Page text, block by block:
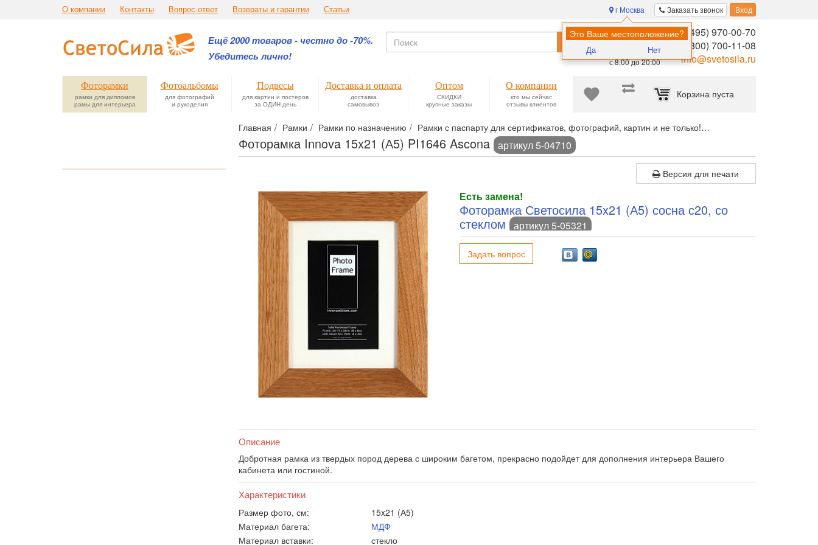
О компании Контакты Вопрос-ответ Возвраты и гарантии Статьи Заказать звонок Вход
г Москва
Это Ваше местоположение?
Да Нет
Ещё 2000 товаров - честно до -70%.
Убедитесь лично!
Помощь в
выборе:
Ежедневно,
с 8:00 до 20:00
8 (495) 970-00-70
8 (800) 700-11-08
info@svetosila.ru
Найти
Корзина пуста
Фоторамки
рамки для дипломов
рамы для интерьера
Фотоальбомы
для фотографий
и рукоделия
Подвесы
для картин и постеров
за ОДИН день
Доставка и оплата
доставка
самовывоз
Оптом
СКИДКИ
крупные заказы
О компании
кто мы сейчас
отзывы клиентов
Главная Рамки Рамки по назначению Рамки с паспарту для сертификатов, фотографий, картин и не только!
Фоторамка Innova 15x21 (А5) PI1646 Ascona артикул 5-04710
Версия для печати
Есть замена!
Фоторамка Светосила 15x21 (А5) сосна с20, со
стеклом артикул 5-05321
Задать вопрос
Описание
Добротная рамка из твердых пород дерева с широким багетом, прекрасно подойдет для дополнения интерьера Вашего
кабинета или гостиной.
Характеристики
Размер фото, см:
15x21 (А5)
Материал багета:
МДФ
Материал вставки:
стекло